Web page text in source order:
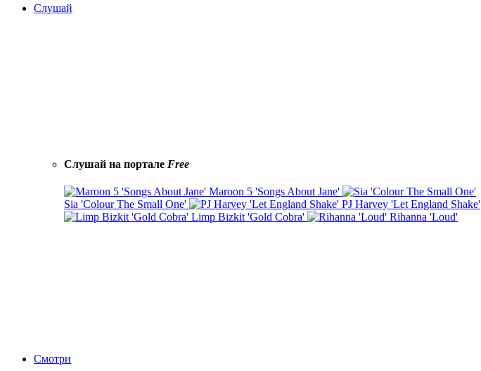
Слушай
Слушай на портале Free
Maroon 5 'Songs About Jane'
Sia 'Colour The Small One'
PJ Harvey 'Let England Shake'
Limp Bizkit 'Gold Cobra'
Rihanna 'Loud'
Смотри